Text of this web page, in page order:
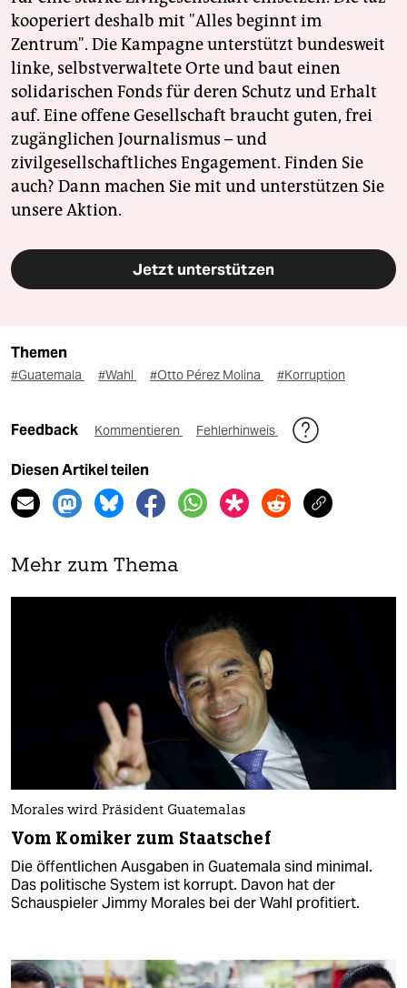
kooperiert deshalb mit "Alles beginnt im
Zentrum". Die Kampagne unterstützt bundesweit
linke, selbstverwaltete Orte und baut einen
solidarischen Fonds für deren Schutz und Erhalt
auf. Eine offene Gesellschaft braucht guten, frei
zugänglichen Journalismus – und
zivilgesellschaftliches Engagement. Finden Sie
auch? Dann machen Sie mit und unterstützen Sie
unsere Aktion.
Jetzt unterstützen
Themen
#Guatemala #Wahl #Otto Pérez Molina #Korruption
Feedback Kommentieren Fehlerhinweis
Diesen Artikel teilen
Mehr zum Thema
Morales wird Präsident Guatemalas
Vom Komiker zum Staatschef
Die öffentlichen Ausgaben in Guatemala sind minimal.
Das politische System ist korrupt. Davon hat der
Schauspieler Jimmy Morales bei der Wahl profitiert.